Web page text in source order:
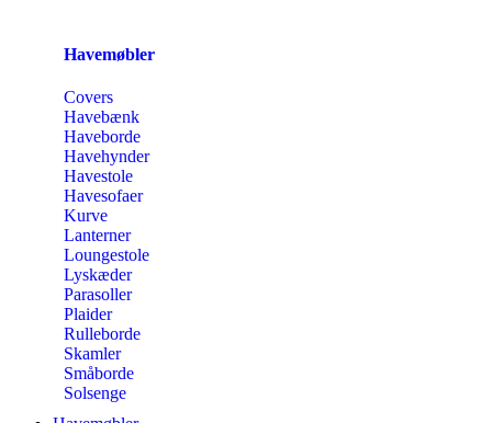
Havemøbler
Covers
Havebænk
Haveborde
Havehynder
Havestole
Havesofaer
Kurve
Lanterner
Loungestole
Lyskæder
Parasoller
Plaider
Rulleborde
Skamler
Småborde
Solsenge